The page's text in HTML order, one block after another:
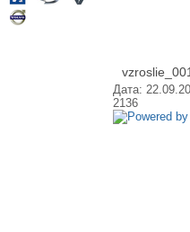
Дата:
2136